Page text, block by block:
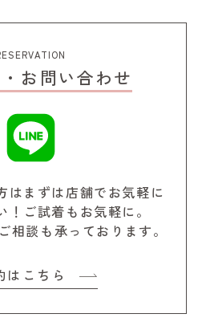
お問い合わせ
はまずは店舗でお気軽に
！ ご試着もお気軽に。
相談も承っております。
はこちら